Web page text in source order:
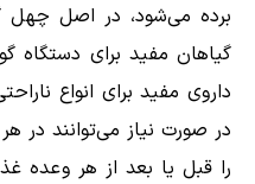
برده می‌شود، در اصل چهل
گیاهان مفید برای
داروی مفید برای انواع
در صورت نیاز می‌توانند در
را قبل یا بعد از هر وعده